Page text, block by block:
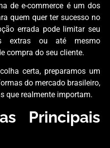
de e-commerce é um dos
quem quer ter sucesso no
errada pode limitar seu
extras ou até mesmo
compra do seu cliente.
certa, preparamos um
do mercado brasileiro,
que realmente importam.
Principais